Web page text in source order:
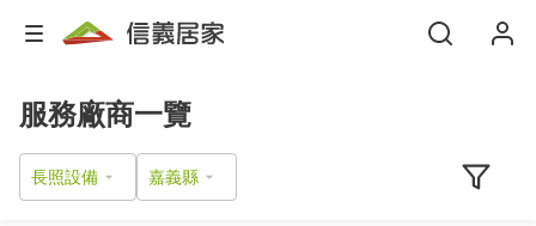
服務廠商一覽
長照設備